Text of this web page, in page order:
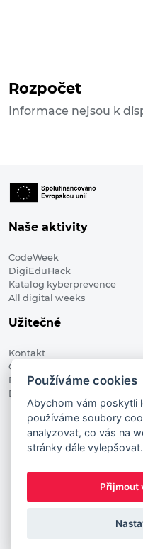
Rozpočet
Informace nejsou k
Naše aktivity
CodeWeek
DigiEduHack
Katalog kyberprevence
All digital weeks
Užitečné
Kontakt
Členské organizace
Blog
Digitalizace ve vzdělávání
DigiKoalice
Vstup do
This project has
Commission Innovation
Commission and the
Používáme cookies
Abychom vám poskytli
používáme soubory
analyzovat, co vás na
stránky dále vylepšovat.
Přijmout